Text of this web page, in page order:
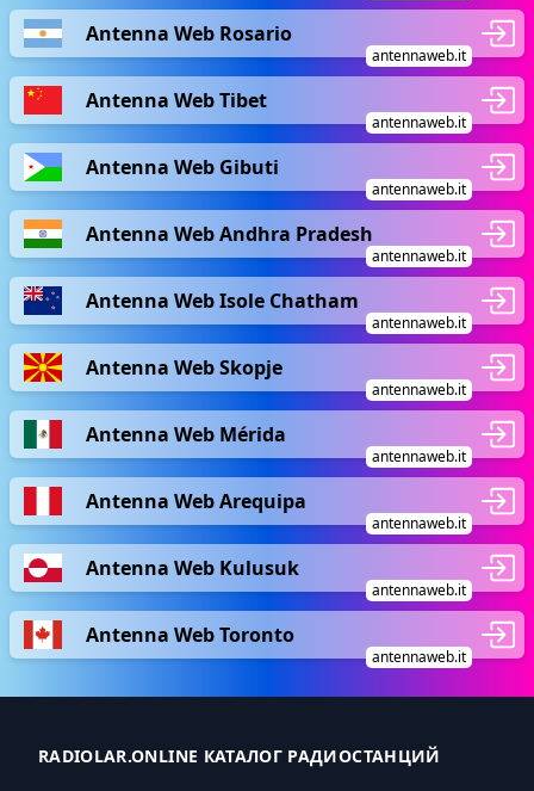
Antenna Web Rosario
antennaweb.it
Antenna Web Tibet
antennaweb.it
Antenna Web Gibuti
antennaweb.it
Antenna Web Andhra Pradesh
antennaweb.it
Antenna Web Isole Chatham
antennaweb.it
Antenna Web Skopje
antennaweb.it
Antenna Web Mérida
antennaweb.it
Antenna Web Arequipa
antennaweb.it
Antenna Web Kulusuk
antennaweb.it
Antenna Web Toronto
antennaweb.it
RADIOLAR.ONLINE КАТАЛОГ РАДИОСТАНЦИЙ